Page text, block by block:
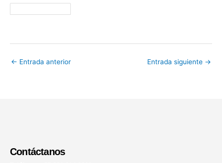
← Entrada anterior Entrada siguiente →
Contáctanos